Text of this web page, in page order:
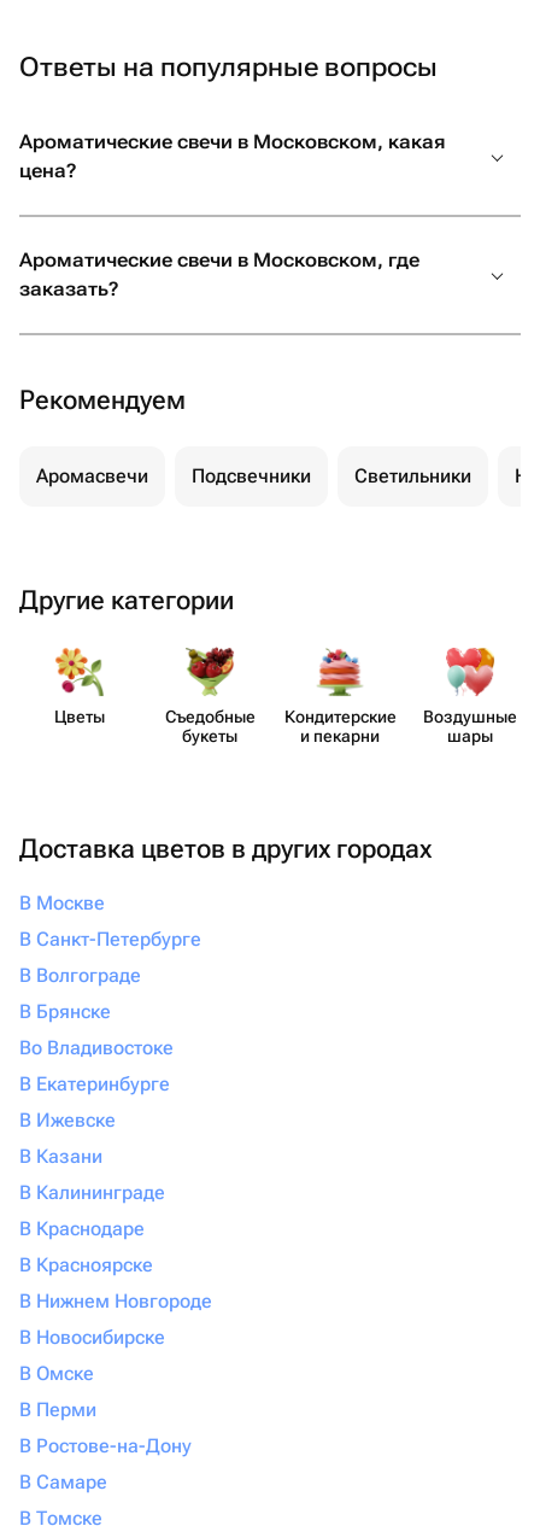
Ответы на популярные вопросы
Ароматические свечи в Московском, какая
цена?
Ароматические свечи в Московском, где
заказать?
Рекомендуем
Аромасвечи Подсвечники Светильники
Другие категории
Цветы
Съедобные
букеты
Кондит​ерские
и пекарни
Воздушные
шары
Доставка цветов в других городах
В Москве
В Санкт-Петербурге
В Волгограде
В Брянске
Во Владивостоке
В Екатеринбурге
В Ижевске
В Казани
В Калининграде
В Краснодаре
В Красноярске
В Нижнем Новгороде
В Новосибирске
В Омске
В Перми
В Ростове-на-Дону
В Самаре
В Томске